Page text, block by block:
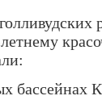
бассейнах